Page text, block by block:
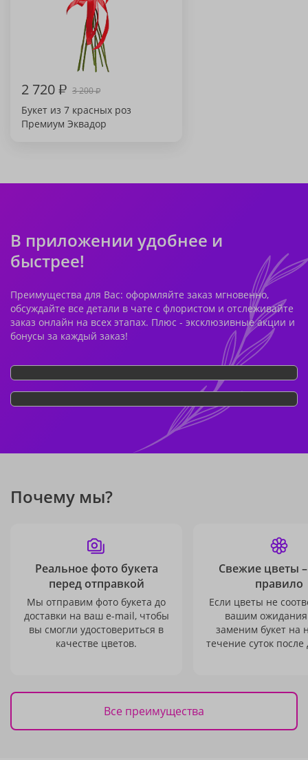
2 720₽ 3 200₽
Букет из 7 красных роз
Премиум Эквадор
В приложении удобнее и
быстрее!
Преимущества для Вас: оформляйте заказ мгновенно,
обсуждайте все детали в чате с флористом и отслеживайте
заказ онлайн на всех этапах. Плюс - эксклюзивные акции и
бонусы за каждый заказ!
Почему мы?
Реальное фото букета
перед отправкой
Мы отправим фото букета до
доставки на ваш e-mail, чтобы
вы смогли удостовериться в
качестве цветов.
Свежие цветы
правило
Если цветы не
вашим
заменим букет на
течение суток после
Все преимущества